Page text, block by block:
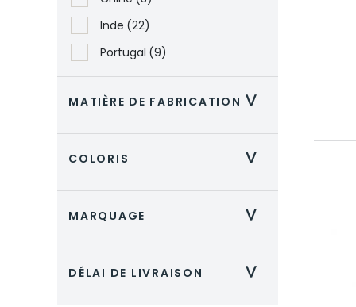
Inde (22)
Portugal (9)
MATIÈRE DE FABRICATION>
COLORIS >
MARQUAGE >
DÉLAI DE LIVRAISON >